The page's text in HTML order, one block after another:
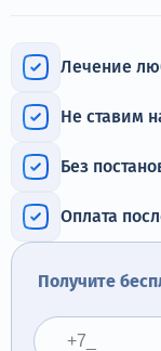
Контакты
+7 (905) 483-87-88
Тверь, Советская
Лечение
Не ставим
Без
Оплата
Получите